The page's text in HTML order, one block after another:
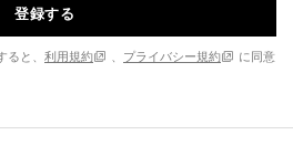
登録する
と、 利用規約 プライバシー規約
に同意